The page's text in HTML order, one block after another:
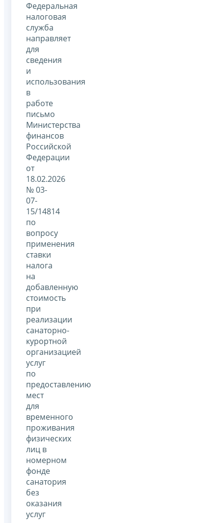
Федеральная
налоговая
служба
направляет
для
сведения
и
использования
в
работе
письмо
Министерства
финансов
Российской
Федерации
от
18.02.2026
№ 03-
07-
15/14814
по
вопросу
применения
ставки
налога
на
добавленную
стоимость
при
реализации
санаторно-
курортной
организацией
услуг
по
предоставлению
мест
для
временного
проживания
физических
лиц в
номерном
фонде
санатория
без
оказания
услуг